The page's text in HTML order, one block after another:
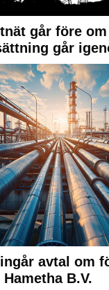
går före
går
ingår avtal om
B.V.